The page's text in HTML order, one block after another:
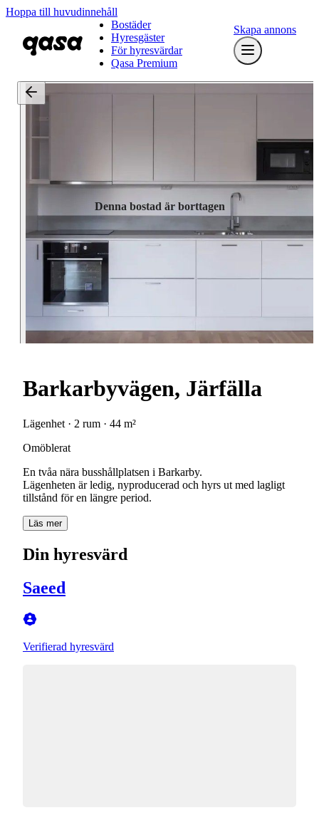
Hoppa till huvudinnehåll
Bostäder
Hyresgäster
För hyresvärdar
Qasa Premium
Skapa annons
Denna bostad är borttagen
Barkarbyvägen, Järfälla
Lägenhet · 2 rum · 44 m²
Omöblerat
En tvåa nära busshållplatsen i Barkarby.
Lägenheten är ledig, nyproducerad och hyrs ut med lagligt
tillstånd för en längre period.
Läs mer
Din hyresvärd
Saeed
Verifierad hyresvärd